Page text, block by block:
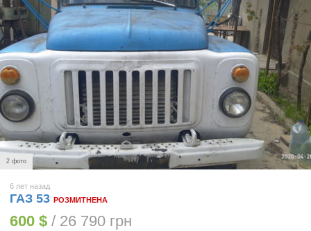
2 фото
6 лет назад
ГАЗ 53 РОЗМИТНЕНА
600 $ / 26 790 грн